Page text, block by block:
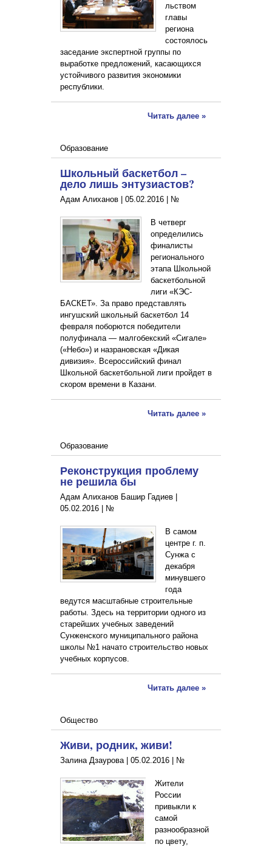
льством
главы
региона
состоялось
заседание экспертной группы по
выработке предложений, касающихся
устойчивого развития экономики
республики.
Читать далее »
Образование
Школьный баскетбол –
дело лишь энтузиастов?
Адам Алиханов | 05.02.2016 №
В четверг
определились
финалисты
регионального
этапа Школьной
баскетбольной
лиги «КЭС-
БАСКЕТ». За право представлять
ингушский школьный баскетбол 14
февраля поборются победители
полуфинала — малгобекский «Сигале»
(«Небо») и назрановская «Дикая
дивизия». Всероссийский финал
Школьной баскетбольной лиги пройдет в
скором времени в Казани.
Читать далее »
Образование
Реконструкция проблему
не решила бы
Адам Алиханов Башир Гадиев |
05.02.2016
№
В самом
центре г. п.
Сунжа с
декабря
минувшего
года
ведутся масштабные строительные
работы. Здесь на территории одного из
старейших учебных заведений
Сунженского муниципального района
школы №1 начато строительство новых
учебных корпусов.
Читать далее »
Общество
Живи, родник, живи!
Залина Дзаурова | 05.02.2016 №
Жители
России
привыкли к
самой
разнообразной
по цвету,